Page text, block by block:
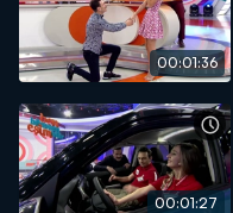
00:01:36
00:01:27